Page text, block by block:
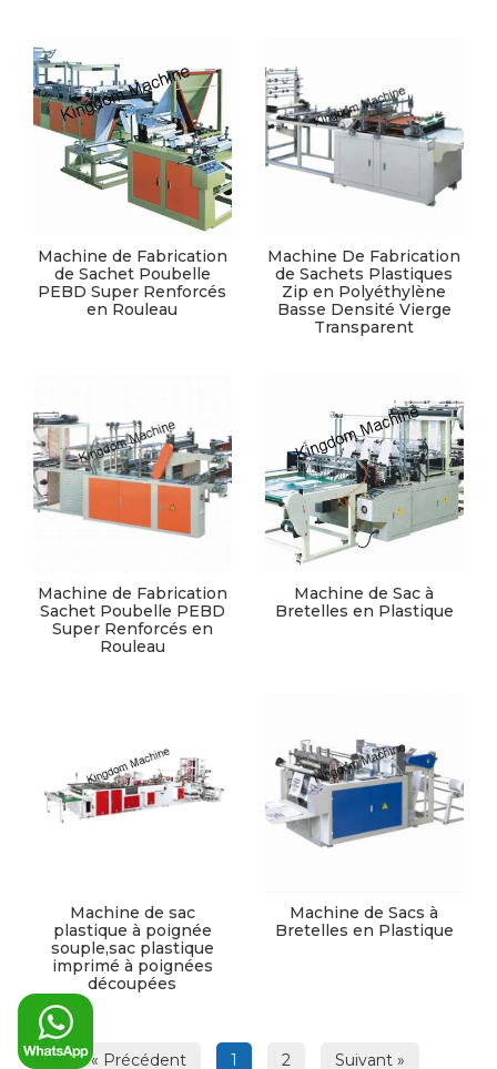
Machine de Fabrication
de Sachet Poubelle
PEBD Super Renforcés
en Rouleau
Machine De Fabrication
de Sachets Plastiques
Zip en Polyéthylène
Basse Densité Vierge
Transparent
Machine de Fabrication
Sachet Poubelle PEBD
Super Renforcés en
Rouleau
Machine de Sac à
Bretelles en Plastique
Machine de sac
plastique à poignée
souple,sac plastique
imprimé à poignées
découpées
Machine de Sacs à
Bretelles en Plastique
« Précédent 1 2 Suivant »